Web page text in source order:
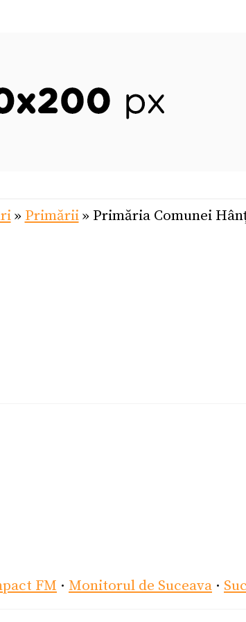
» Primării» Primăria Comunei
FM · Monitorul de Suceava ·